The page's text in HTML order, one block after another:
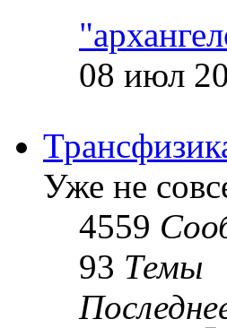
08 июл
Уже не
4559
93 Темы